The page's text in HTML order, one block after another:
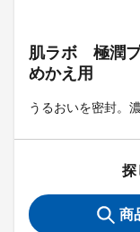
肌ラボ 極潤
めかえ用
うるおいを密封。
探
商